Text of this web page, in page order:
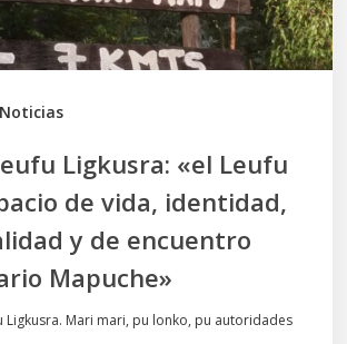
Noticias
Ligkusra: «el Leufu
de vida, identidad,
y de encuentro
Mapuche»
Ligkusra. Mari mari, pu lonko, pu autoridades